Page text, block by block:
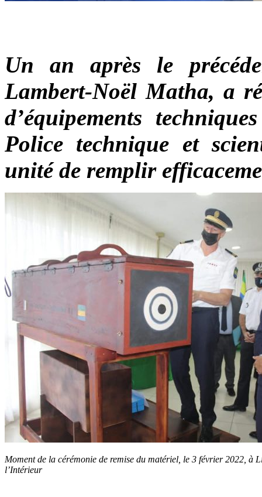
Un an après le
Lambert-Noël Matha, a
d’équipements
Police technique et
unité de remplir
Moment de la cérémonie de remise du matériel, le 3 février 2022, à
l’Intérieur